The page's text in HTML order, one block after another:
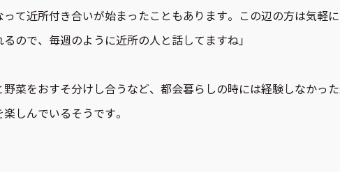
って近所付き合いが始まったこともあります。この辺の方は気軽
るので、毎週のように近所の人と話してますね」
野菜をおすそ分けし合うなど、都会暮らしの時には経験しなかっ
しんでいるそうです。